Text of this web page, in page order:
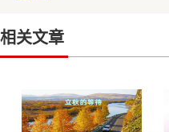
相关文章